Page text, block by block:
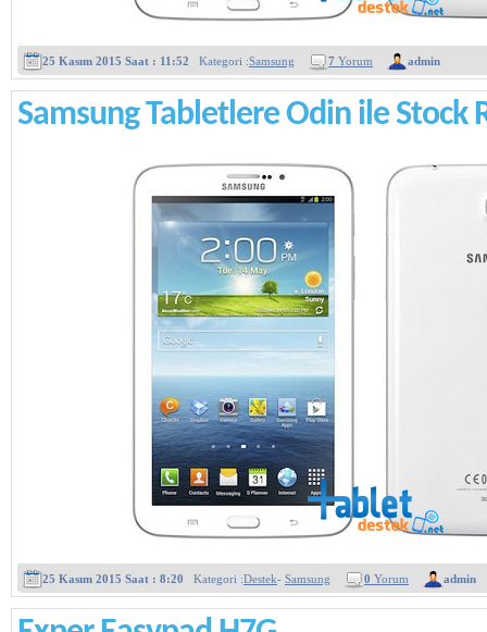
25 Kasım 2015 Saat : 11:52 Kategori :Samsung 7 Yorum admin
Samsung Tabletlere Odin ile Stock
25 Kasım 2015 Saat : 8:20 Kategori :Destek- Samsung 0 Yorum admin